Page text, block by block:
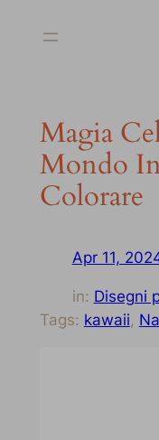
Magia
Mondo
Colorare
Apr 11,
in: Disegni
Tags: kawaii,